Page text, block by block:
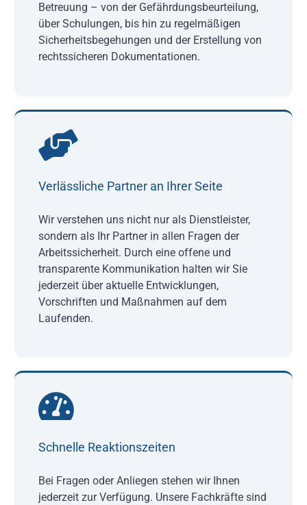
Betreuung – von der Gefährdungsbeurteilung,
über Schulungen, bis hin zu regelmäßigen
Sicherheitsbegehungen und der Erstellung von
rechtssicheren Dokumentationen.
Verlässliche Partner an Ihrer Seite
Wir verstehen uns nicht nur als Dienstleister,
sondern als Ihr Partner in allen Fragen der
Arbeitssicherheit. Durch eine offene und
transparente Kommunikation halten wir Sie
jederzeit über aktuelle Entwicklungen,
Vorschriften und Maßnahmen auf dem
Laufenden.
Schnelle Reaktionszeiten
Bei Fragen oder Anliegen stehen wir Ihnen
jederzeit zur Verfügung. Unsere Fachkräfte sind